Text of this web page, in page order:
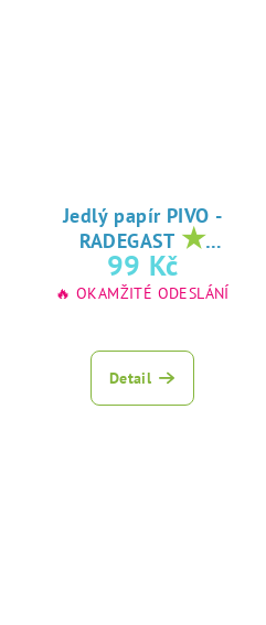
Jedlý papír PIVO -
RADEGAST ★
oblíbený tisk na
jedlý papír
99 Kč
🔥 OKAMŽITÉ ODESLÁNÍ
Detail